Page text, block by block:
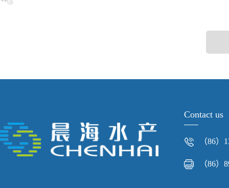
Contact us
（86）
（86）